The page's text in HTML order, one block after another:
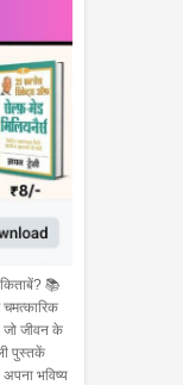
📚
जो जीवन के
पुस्तकें
भविष्य